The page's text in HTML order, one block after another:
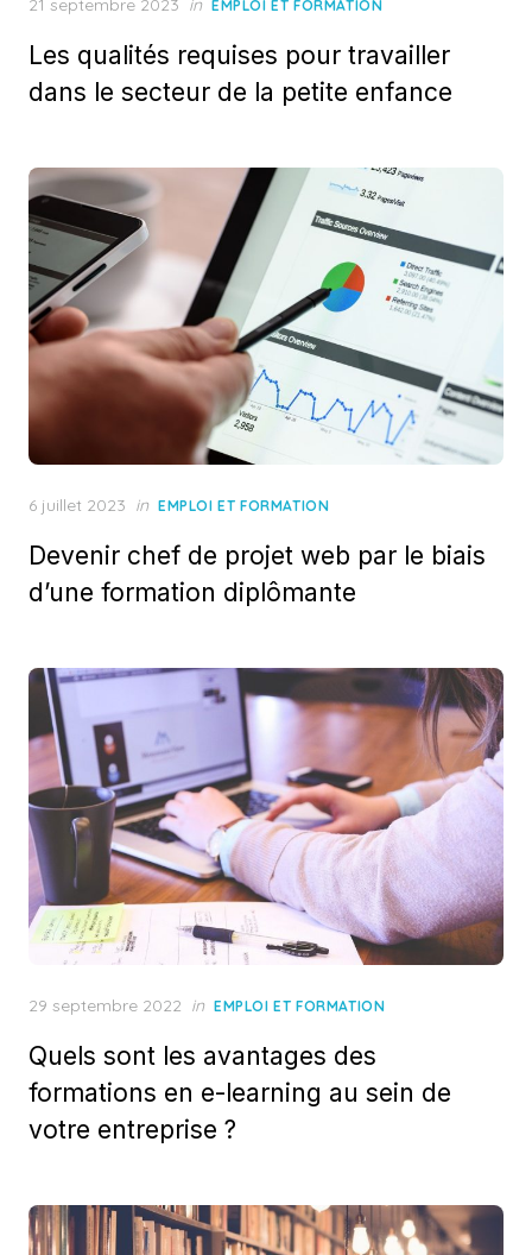
21 septembre 2023 in EMPLOI ET FORMATION
Les qualités requises pour travailler
dans le secteur de la petite enfance
Posted
6 juillet 2023 in EMPLOI ET FORMATION
Devenir chef de projet web par le biais
d’une formation diplômante
Posted
29 septembre 2022 in EMPLOI ET FORMATION
Quels sont les avantages des
formations en e-learning au sein de
votre entreprise ?